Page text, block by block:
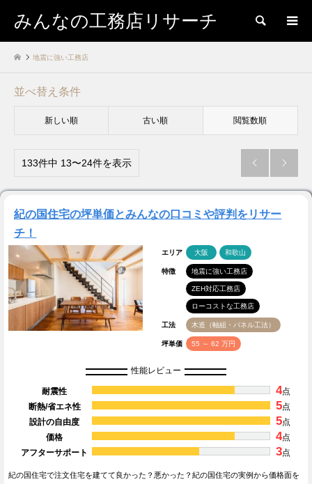
みんなの工務店リサーチ 検索
地震に強い工務店
並べ替え条件
新しい順 古い順 閲覧数順
133件中 13〜24件を表示  
紀の国住宅の坪単価とみんなの口コミや評判をリサー
チ！
エリア 大阪 和歌山
特徴 地震に強い工務店
ZEH対応工務店
ローコストな工務店
工法 木造（軸組・パネル工法）
坪単価 55 ～ 62 万円
性能レビュー
耐震性 4点
断熱/省エネ性
5点
設計の自由度
5点
価格
4点
アフターサポート
3点
紀の国住宅で注文住宅を建てて良かった？悪かった？紀の国住宅の実例から価格面を